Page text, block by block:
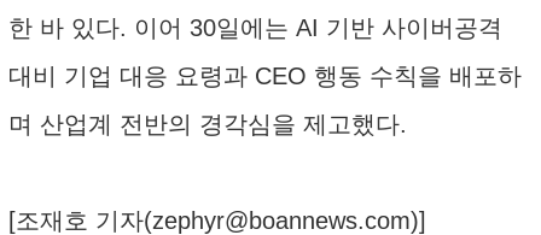
한 바 있다. 이어 30일에는 AI 기반 사이버공격
대비 기업 대응 요령과 CEO 행동 수칙을 배포하
며 산업계 전반의 경각심을 제고했다.
[조재호 기자(zephyr@boannews.com)]